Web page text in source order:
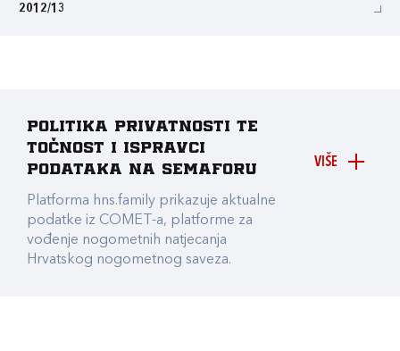
2012/13
VIŠE
Politika privatnosti te
točnost i ispravci
podataka na Semaforu
Platforma hns.family prikazuje aktualne
podatke iz COMET-a, platforme za
vođenje nogometnih natjecanja
Hrvatskog nogometnog saveza.